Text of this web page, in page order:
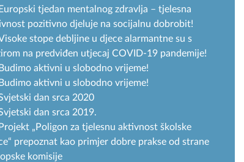
Europski tjedan mentalnog zdravlja – tjelesna
pozitivno djeluje na socijalnu dobrobit!
stope debljine u djece alarmantne su s
na predviđen utjecaj COVID-19 pandemije!
Budimo aktivni u slobodno vrijeme!
Budimo aktivni u slobodno vrijeme!
dan srca 2020
dan srca 2019.
Projekt „Poligon za tjelesnu aktivnost školske
prepoznat kao primjer dobre prakse od strane
komisije